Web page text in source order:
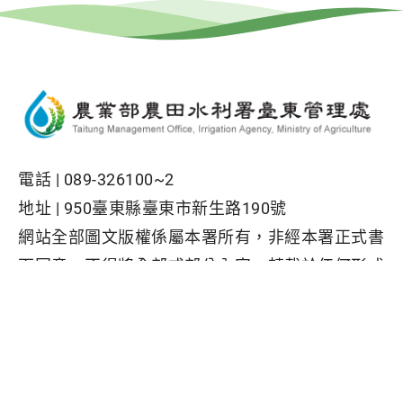
電話 | 089-326100~2
地址 | 950臺東縣臺東市新生路190號
網站全部圖文版權係屬本署所有，非經本署正式書
面同意，不得將全部或部分內容，轉載於任何形式